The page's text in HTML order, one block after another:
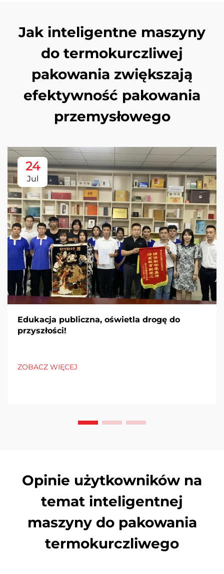
Jak inteligentne maszyny
do termokurczliwej
pakowania zwiększają
efektywność pakowania
przemysłowego
24
Jul
Edukacja publiczna, oświetla drogę do
przyszłości!
ZOBACZ WIĘCEJ
Opinie użytkowników na
temat inteligentnej
maszyny do pakowania
termokurczliwego